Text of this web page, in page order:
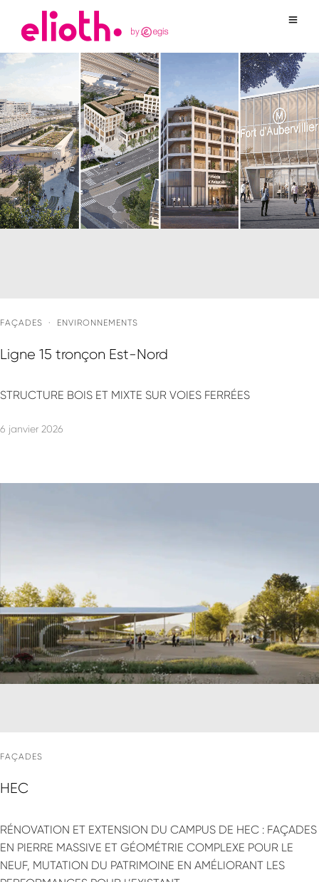
FAÇADES · ENVIRONNEMENTS
Ligne 15 tronçon Est-Nord
STRUCTURE BOIS ET MIXTE SUR VOIES FERRÉES
6 janvier 2026
FAÇADES
HEC
RÉNOVATION ET EXTENSION DU CAMPUS DE HEC : FAÇADES
EN PIERRE MASSIVE ET GÉOMÉTRIE COMPLEXE POUR LE
NEUF, MUTATION DU PATRIMOINE EN AMÉLIORANT LES